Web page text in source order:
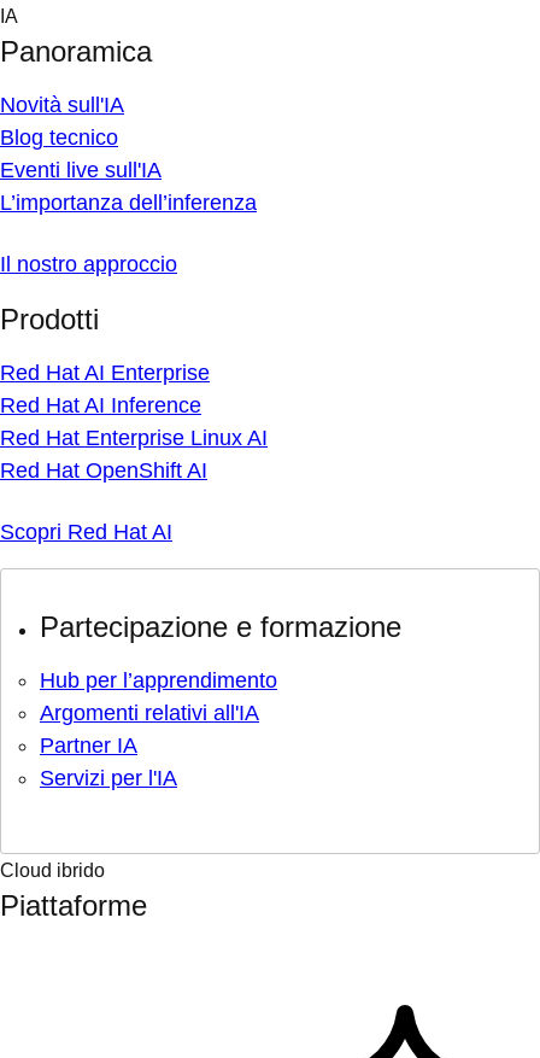
Skip
content
IA
Panoramica
Novità sull'IA
Blog tecnico
Eventi live sull'IA
L’importanza dell’inferenza
Il nostro approccio
Prodotti
Red Hat AI Enterprise
Red Hat AI Inference
Red Hat Enterprise Linux AI
Red Hat OpenShift AI
Scopri Red Hat AI
Partecipazione e formazione
Hub per l’apprendimento
Argomenti relativi all'IA
Partner IA
Servizi per l'IA
Cloud ibrido
Piattaforme